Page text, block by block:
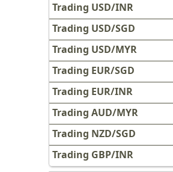
Trading USD/INR
Trading USD/SGD
Trading USD/MYR
Trading EUR/SGD
Trading EUR/INR
Trading AUD/MYR
Trading NZD/SGD
Trading GBP/INR